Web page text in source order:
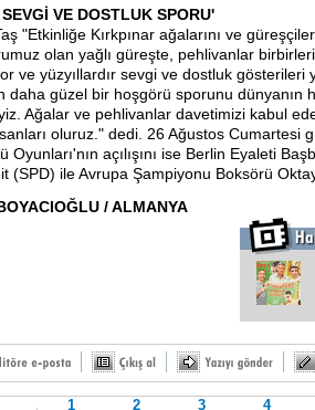
VE DOSTLUK SPORU'
"Etkinliğe Kırkpınar ağalarını ve
olan yağlı güreşte, pehlivanlar
ve yüzyıllardır sevgi ve dostluk gösterileri
daha güzel bir hoşgörü sporunu dünyanın
Ağalar ve pehlivanlar davetimizi kabul
oluruz." dedi. 26 Ağustos Cumartesi
Oyunları'nın açılışını ise Berlin Eyaleti
(SPD) ile Avrupa Şampiyonu Boksörü
/ ALMANYA
1 2 3 4